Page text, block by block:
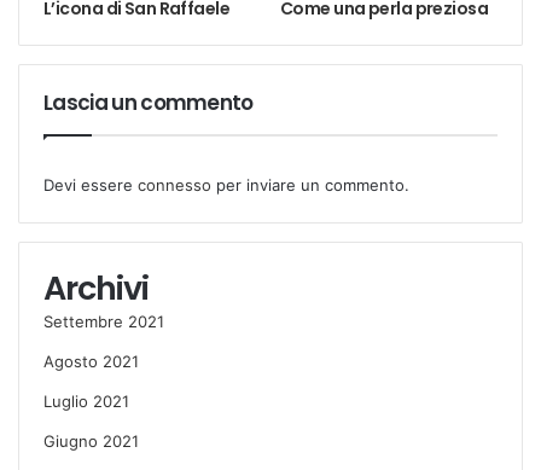
L’icona di San Raffaele Come una perla preziosa
Lascia un commento
Devi essere connesso per inviare un commento.
Archivi
Settembre 2021
Agosto 2021
Luglio 2021
Giugno 2021